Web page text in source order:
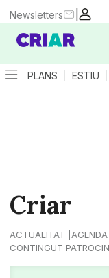
|
Newsletters
PLANS ESTIU
Criar
ACTUALITAT AGENDA
CONTINGUT